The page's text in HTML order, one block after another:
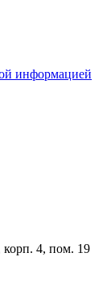
информацией
4, пом. 19